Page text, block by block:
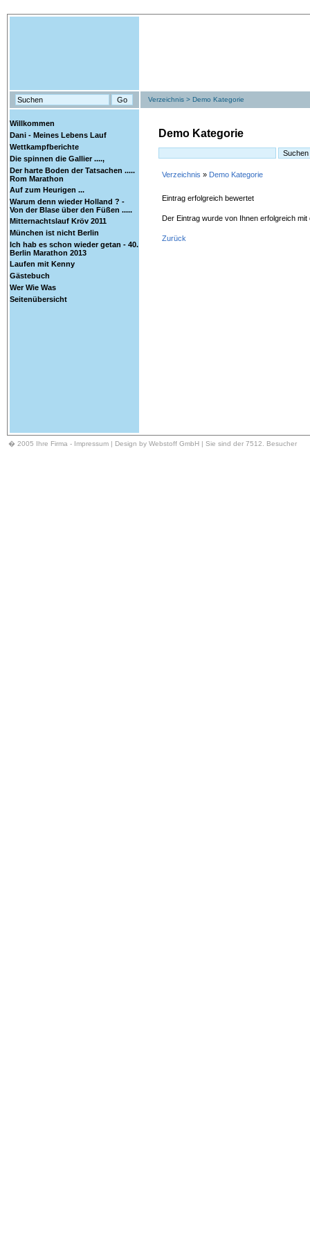
Verzeichnis> Demo Kategorie
Willkommen
Dani - Meines Lebens Lauf
Wettkampfberichte
Die spinnen die Gallier ....,
Der harte Boden der Tatsachen .....
Rom Marathon
Auf zum Heurigen ...
Warum denn wieder Holland ? -
Von der Blase über den Füßen .....
Mitternachtslauf Kröv 2011
München ist nicht Berlin
Ich hab es schon wieder getan - 40.
Berlin Marathon 2013
Laufen mit Kenny
Gästebuch
Wer Wie Was
Seitenübersicht
Demo Kategorie
Verzeichnis » Demo Kategorie
Eintrag erfolgreich bewertet
Der Eintrag wurde von Ihnen erfolgreich
Zurück
� 2005 Ihre Firma - Impressum| Design by Webstoff GmbH | Sie sind der 7512. Besucher